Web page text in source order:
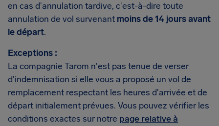
en cas d'annulation tardive, c'est-à-dire toute
annulation de vol survenant moins de 14 jours avant
le départ.
Exceptions :
La compagnie Tarom n'est pas tenue de verser
d'indemnisation si elle vous a proposé un vol de
remplacement respectant les heures d'arrivée et de
départ initialement prévues. Vous pouvez vérifier les
conditions exactes sur notre page relative à